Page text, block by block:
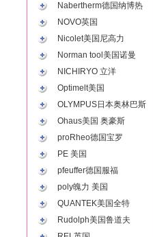
Nabertherm德国纳博热
NOVO英国
Nicolet美国尼高力
Norman tool美国诺曼
NICHIRYO 立洋
Optimelt美国
OLYMPUS日本奥林巴斯
Ohaus美国 奥豪斯
proRheo德国宝罗
PE 美国
pfeuffer德国服福
poly魄力 美国
QUANTEK美国全特
Rudolph美国鲁道夫